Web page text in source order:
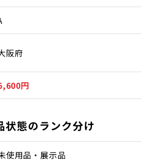
阪府
円
状態のランク分け
使用品・展示品